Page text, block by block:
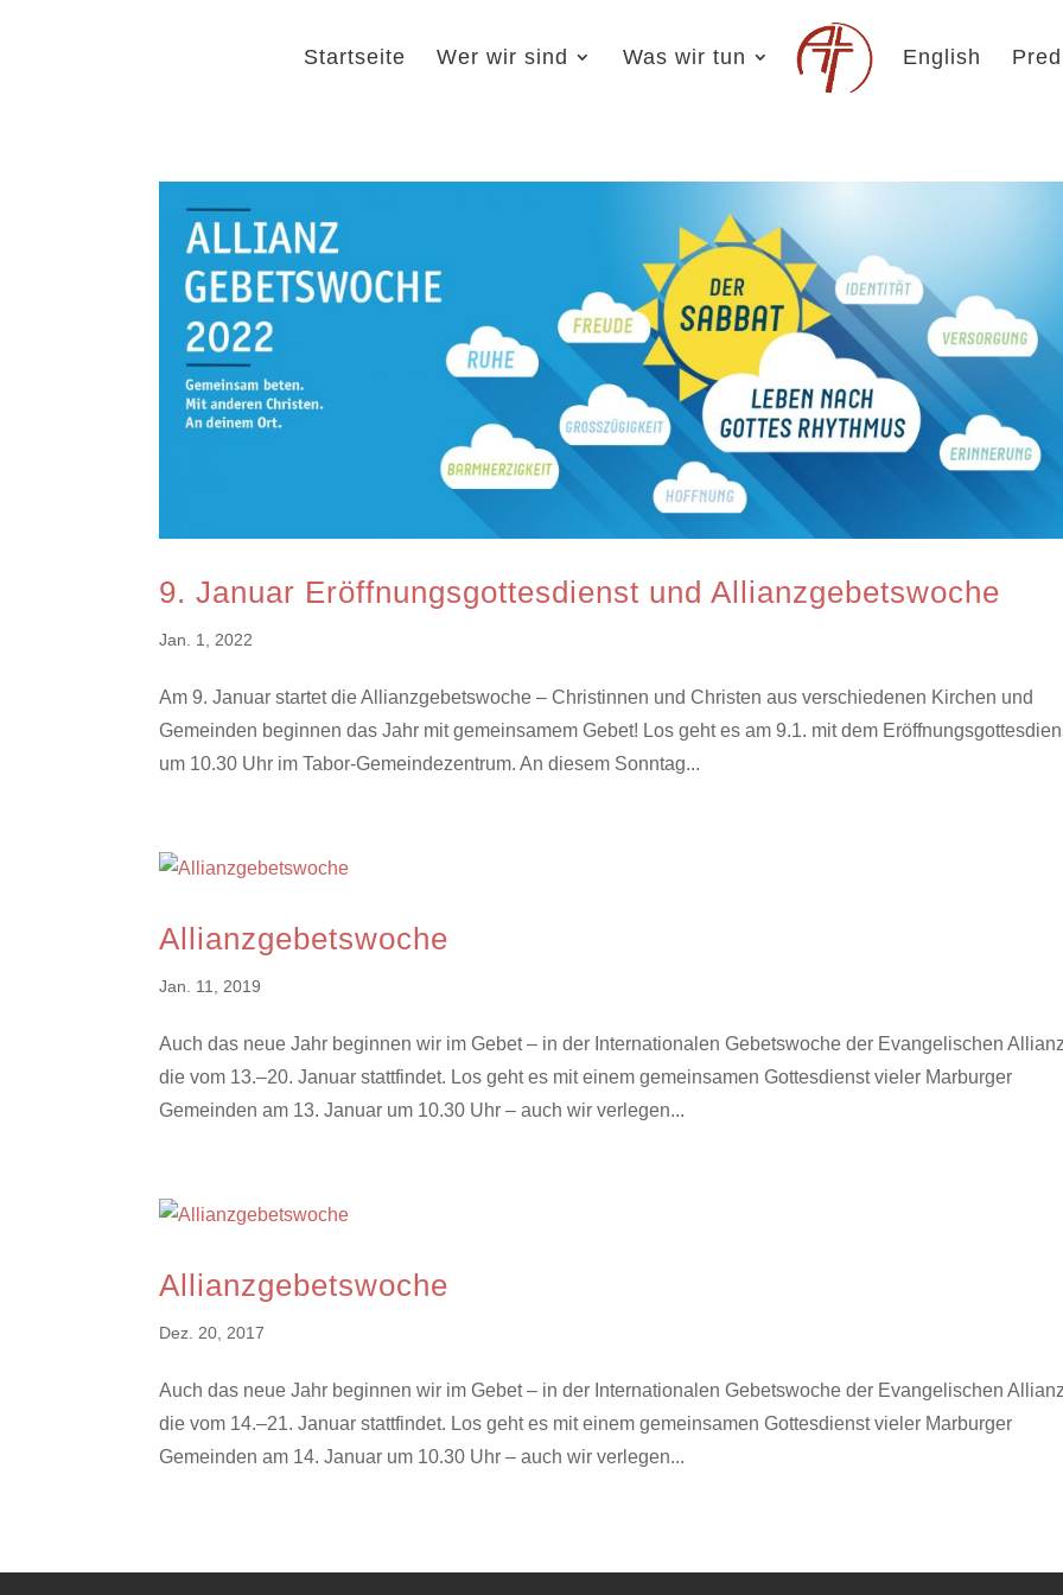
Startseite Wer wir sind Was wir tun English
9. Januar Eröffnungsgottesdienst und Allianzgebetswoche
Jan. 1, 2022
Am 9. Januar startet die Allianzgebetswoche – Christinnen und Christen aus verschiedenen Kirchen und
Gemeinden beginnen das Jahr mit gemeinsamem Gebet! Los geht es am 9.1. mit dem
um 10.30 Uhr im Tabor-Gemeindezentrum. An diesem Sonntag...
Allianzgebetswoche
Jan. 11, 2019
Auch das neue Jahr beginnen wir im Gebet – in der Internationalen Gebetswoche der Evangelischen
die vom 13.–20. Januar stattfindet. Los geht es mit einem gemeinsamen Gottesdienst vieler Marburger
Gemeinden am 13. Januar um 10.30 Uhr – auch wir verlegen...
Allianzgebetswoche
Dez. 20, 2017
Auch das neue Jahr beginnen wir im Gebet – in der Internationalen Gebetswoche der Evangelischen
die vom 14.–21. Januar stattfindet. Los geht es mit einem gemeinsamen Gottesdienst vieler Marburger
Gemeinden am 14. Januar um 10.30 Uhr – auch wir verlegen...